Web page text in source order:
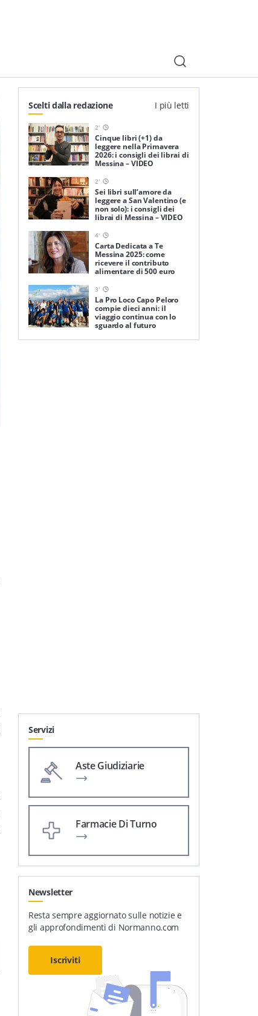
Scelti dalla redazione I più letti
2'
Cinque libri (+1) da
leggere nella Primavera
2026: i consigli dei librai di
Messina – VIDEO
2'
Sei libri sull’amore da
leggere a San Valentino (e
non solo): i consigli dei
librai di Messina – VIDEO
4'
Carta Dedicata a Te
Messina 2025: come
ricevere il contributo
alimentare di 500 euro
3'
La Pro Loco Capo Peloro
compie dieci anni: il
viaggio continua con lo
sguardo al futuro
Servizi
Aste Giudiziarie
Farmacie Di Turno
Newsletter
Resta sempre aggiornato sulle notizie e
gli approfondimenti di Normanno.com
Iscriviti